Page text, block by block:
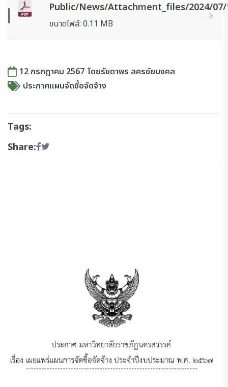
Public/news/attachment_files/2024/07/
ขนาดไฟล์: 0.11 MB
12 กรกฎาคม 2567 โดยรัชดาพร ลครชัยมงคล
ประกาศแผนจัดซื้อจัดจ้าง
Tags:
Share: